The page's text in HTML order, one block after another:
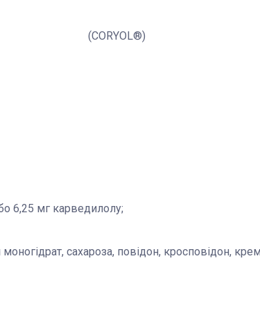
(CORYOL®)
6,25 мг карведилолу;
сахароза, повідон, кросповідон,